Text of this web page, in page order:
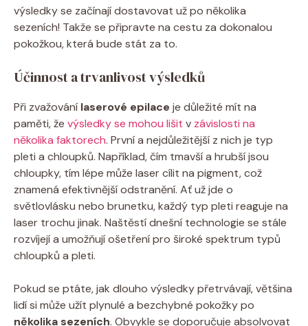
výsledky se začínají dostavovat už po několika
sezeních! Takže se připravte na cestu za dokonalou
pokožkou, která bude stát za to.
Účinnost a trvanlivost výsledků
Při zvažování laserové epilace je důležité mít na
paměti, že výsledky se mohou lišit v závislosti na
několika faktorech. První a nejdůležitější z nich je typ
pleti a chloupků. Například, čím tmavší a hrubší jsou
chloupky, tím lépe může laser cílit na pigment, což
znamená efektivnější odstranění. Ať už jde o
světlovlásku nebo brunetku, každý typ pleti reaguje na
laser trochu jinak. Naštěstí dnešní technologie se stále
rozvíjejí a umožňují ošetření pro široké spektrum typů
chloupků a pleti.
Pokud se ptáte, jak dlouho výsledky přetrvávají, většina
lidí si může užít plynulé a bezchybné pokožky po
několika sezeních. Obvykle se doporučuje absolvovat